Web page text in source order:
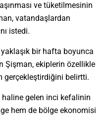
ve tüketilmesinin
vatandaşlardan
istedi.
bir hafta boyunca
Şişman, ekiplerin özellikle
gerçekleştirdiğini belirtti.
haline gelen inci kefalinin
hem de bölge ekonomisi